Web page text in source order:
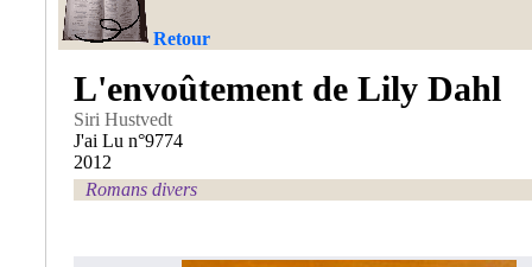
Retour
L'envoûtement de Lily Dahl
Siri Hustvedt
J'ai Lu n°9774
2012
Romans divers